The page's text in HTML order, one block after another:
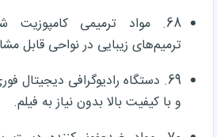
68. مواد ترمیمی
ترمیم‌های زیبایی در نواحی قابل
69. دستگاه رادیوگرافی دیجیتال
و با کیفیت بالا بدون نیاز به فیلم.